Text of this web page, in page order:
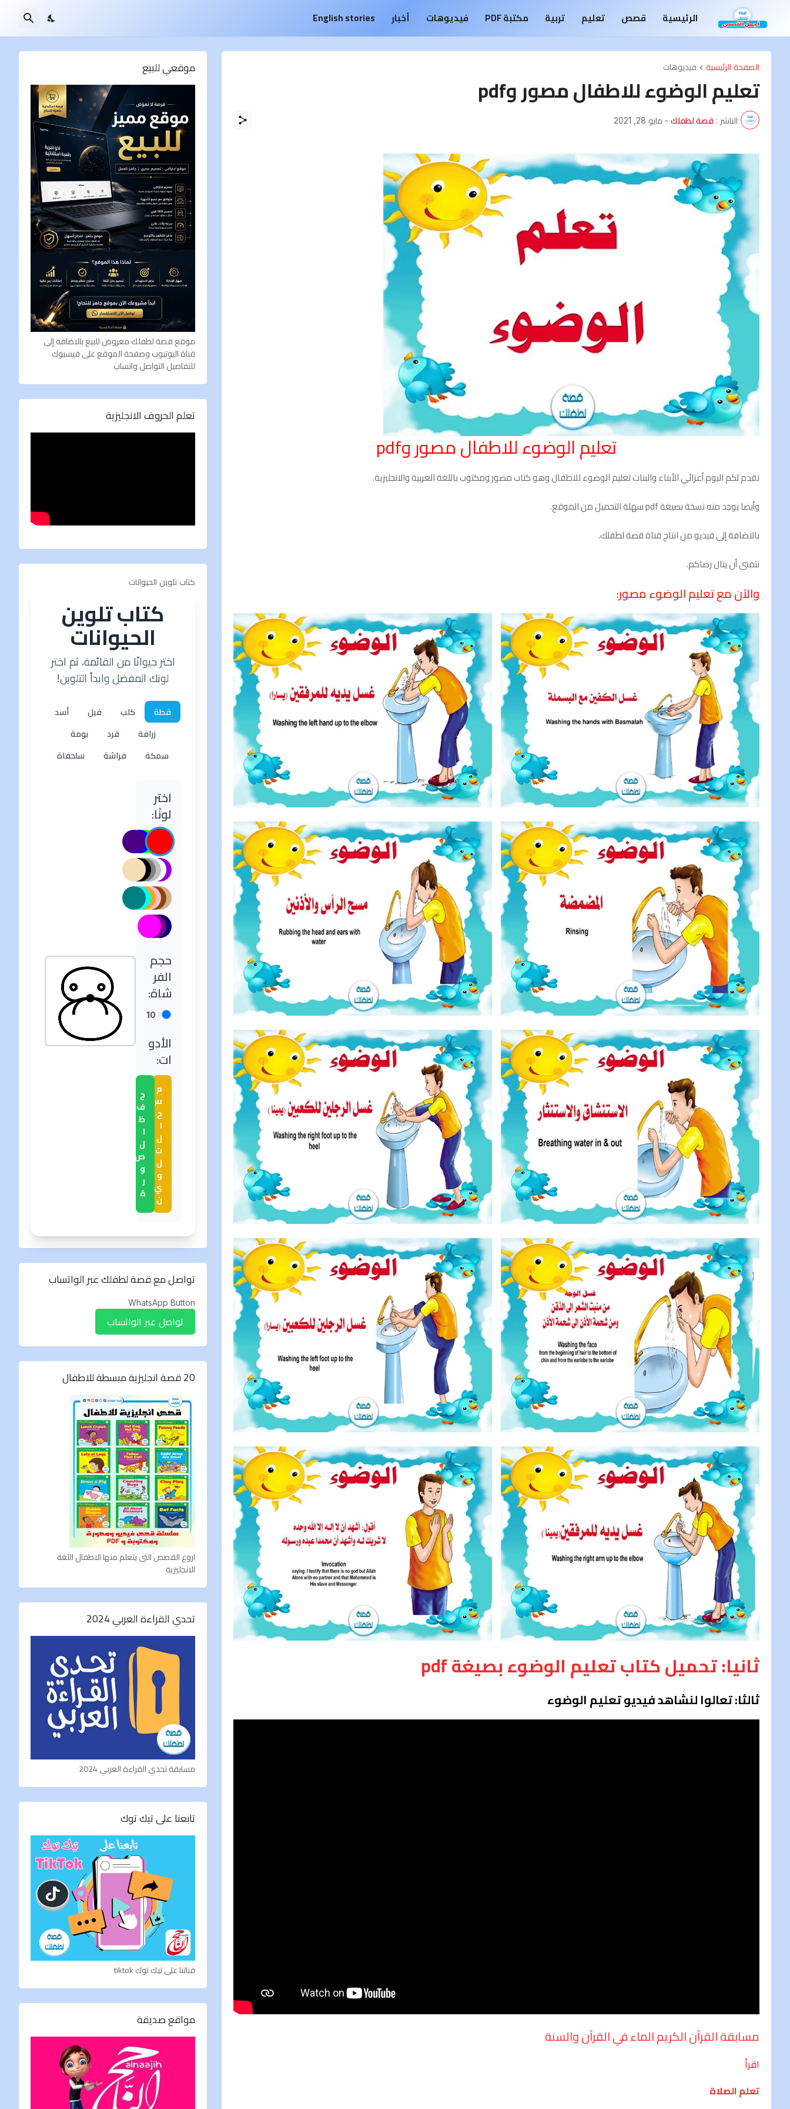
الرئيسية قصص تعليم تربية مكتبة PDF فيديوهات أخبار English stories
الصفحة الرئيسية فيديوهات
تعليم الوضوء للاطفال مصور وpdf
الناشر : قصة لطفلك - مايو 28, 2021
تعليم الوضوء للاطفال مصور وpdf
نقدم لكم اليوم أعزائي الأبناء والبنات تعليم الوضوء للاطفال وهو كتاب مصور ومكتوب باللغة العربية والانجليزية.
وأيضا يوجد منه نسخة بصيغة pdf سهلة التحميل من الموقع.
بالاضافة إلى فيديو من انتاج قناة قصة لطفلك.
نتمنى أن ينال رضاكم.
والآن مع تعليم الوضوء مصور:
ثانيا: تحميل كتاب تعليم الوضوء بصيغة pdf
ثالثا: تعالوا لنشاهد فيديو تعليم الوضوء
مسابقة القرآن الكريم الماء في القرآن والسنة
اقرأ
تعلم الصلاة
موقعي للبيع
موقع قصة لطفلك معروض للبيع بالاضافة إلى
قناة اليوتيوب وصفحة الموقع على فيسبوك
للتفاصيل التواصل واتساب
تعلم الحروف الانجليزية
كتاب تلوين الحيوانات
كتاب تلوين
الحيوانات
اختر حيوانًا من القائمة، ثم اختر
لونك المفضل وابدأ التلوين!
قطة كلب فيل أسد
زرافة قرد بومة
سمكة فراشة سلحفاة
اختر
لونًا:
حجم
الفر
شاة:
10
الأدو
ات:
م
س
ح
ا
ل
ت
ل
و
ي
ن
ح
ف
ظ
ا
ل
ص
و
ر
ة
تواصل مع قصة لطفلك عبر الواتساب
WhatsApp Button
تواصل عبر الواتساب
20 قصة انجليزية مبسطة للاطفال
اروع القصص التى يتعلم منها الاطفال اللغة
الانجليزية
تحدي القراءة العربي 2024
مسابقة تحدي القراءة العربي 2024
تابعنا على تيك توك
قناتنا على تيك توك tiktok
مواقع صديقة